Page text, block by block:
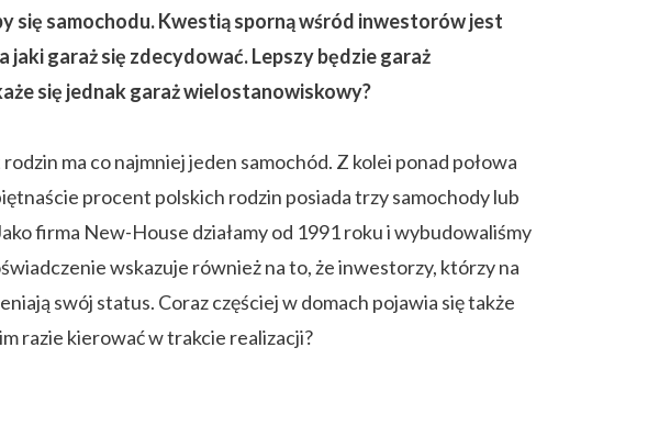
się samochodu. Kwestią sporną wśród inwestorów jest
jaki garaż się zdecydować. Lepszy będzie garaż
się jednak garaż wielostanowiskowy?
ma co najmniej jeden samochód. Z kolei ponad połowa
procent polskich rodzin posiada trzy samochody lub
firma New-House działamy od 1991 roku i wybudowaliśmy
wskazuje również na to, że inwestorzy, którzy na
swój status. Coraz częściej w domach pojawia się także
razie kierować w trakcie realizacji?